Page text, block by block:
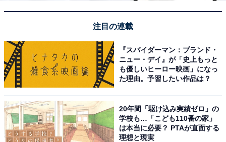
値上がりを感じている食料品
値上がりを感じる食料品は、「野菜」と回答した人が
65.7％と最も多く、次いで、「肉・魚」「チーズ等 加工
乳製品」が続きました。
注目の連載
『スパイダーマン：ブランド・
ニュー・デイ』が「史上もっと
も優しいヒーロー映画」になっ
た理由。予習したい作品は？
20年間「駆け込み実績ゼロ」の
学校も…「こども110番の家」
は本当に必要？ PTAが直面する
理想と現実